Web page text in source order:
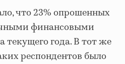
что 23% опрошенных
финансовыми
года. В тот же
респондентов было